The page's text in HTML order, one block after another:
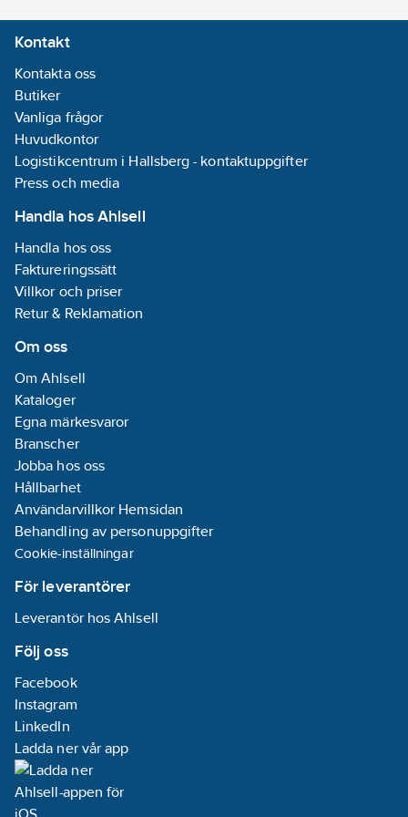
Kontakt
Kontakta oss
Butiker
Vanliga frågor
Huvudkontor
Logistikcentrum i Hallsberg - kontaktuppgifter
Press och media
Handla hos Ahlsell
Handla hos oss
Faktureringssätt
Villkor och priser
Retur & Reklamation
Om oss
Om Ahlsell
Kataloger
Egna märkesvaror
Branscher
Jobba hos oss
Hållbarhet
Användarvillkor Hemsidan
Behandling av personuppgifter
Cookie-inställningar
För leverantörer
Leverantör hos Ahlsell
Följ oss
Facebook
Instagram
LinkedIn
Ladda ner vår app